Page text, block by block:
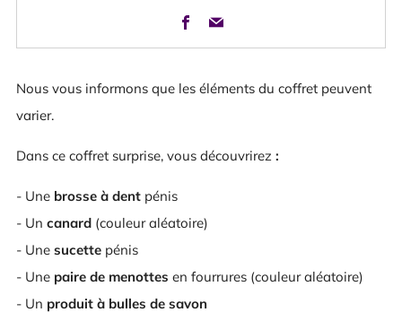
Facebook
Email
Nous vous informons que les éléments du coffret peuvent
varier.
Dans ce coffret surprise, vous découvrirez :
- Une brosse à dent pénis
- Un canard (couleur aléatoire)
- Une sucette pénis
- Une paire de menottes en fourrures (couleur aléatoire)
- Un produit à bulles de savon